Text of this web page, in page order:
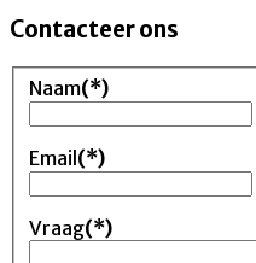
Contacteer ons
Naam(*)
Email(*)
Vraag(*)